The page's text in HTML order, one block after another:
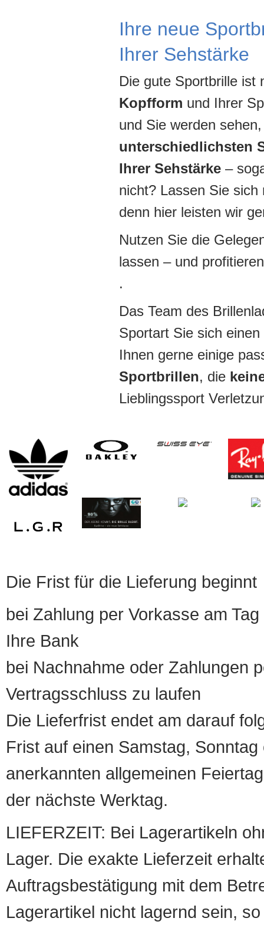
Ihre neue
Ihrer Sehstärke
Die gute Sportbrille ist
Kopfform und Ihrer
und Sie werden
unterschiedlichsten
Ihrer Sehstärke –
nicht? Lassen Sie
denn hier leisten wir
Nutzen Sie die
lassen – und
.
Das Team des
Sportart Sie sich
Ihnen gerne einige
Sportbrillen, die
Lieblingssport
Die Frist für die Lieferung beginnt
bei Zahlung per Vorkasse am
Ihre Bank
bei Nachnahme oder Zahlungen
Vertragsschluss zu laufen
Die Lieferfrist endet am darauf
Frist auf einen Samstag,
anerkannten allgemeinen
der nächste Werktag.
LIEFERZEIT: Bei Lagerartikeln
Lager. Die exakte Lieferzeit
Auftragsbestätigung mit dem
Lagerartikel nicht lagernd sein,